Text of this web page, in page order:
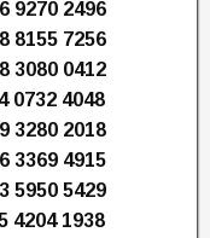
9270 2496
8155 7256
3080 0412
0732 4048
3280 2018
3369 4915
5950 5429
4204 1938